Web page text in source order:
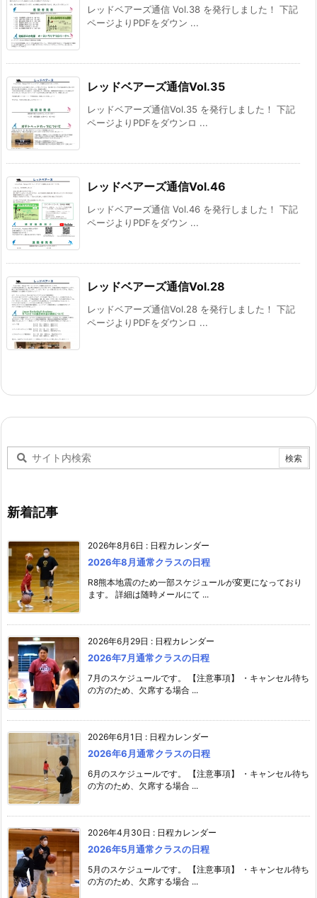
レッドベアーズ通信 Vol.38 を発行しました！ 下記
ページよりPDFをダウン ...
レッドベアーズ通信Vol.35
レッドベアーズ通信Vol.35 を発行しました！ 下記
ページよりPDFをダウンロ ...
レッドベアーズ通信Vol.46
レッドベアーズ通信 Vol.46 を発行しました！ 下記
ページよりPDFをダウン ...
レッドベアーズ通信Vol.28
レッドベアーズ通信Vol.28 を発行しました！ 下記
ページよりPDFをダウンロ ...
新着記事
2026年8月6日 : 日程カレンダー
2026年8月通常クラスの日程
R8熊本地震のため一部スケジュールが変更になっており
ます。 詳細は随時メールにて ...
2026年6月29日 : 日程カレンダー
2026年7月通常クラスの日程
7月のスケジュールです。 【注意事項】 ・キャンセル待ち
の方のため、欠席する場合 ...
2026年6月1日 : 日程カレンダー
2026年6月通常クラスの日程
6月のスケジュールです。 【注意事項】 ・キャンセル待ち
の方のため、欠席する場合 ...
2026年4月30日 : 日程カレンダー
2026年5月通常クラスの日程
5月のスケジュールです。 【注意事項】 ・キャンセル待ち
の方のため、欠席する場合 ...